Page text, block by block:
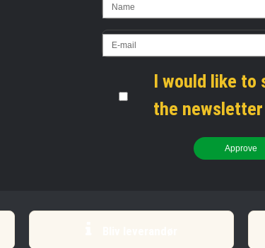
I would like to
the newsletter
Approve